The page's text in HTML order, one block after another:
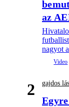
az
nagyot
2 gajdos